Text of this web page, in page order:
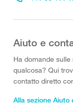
Aiuto e
Ha domande
qualcosa? Qui
contatto diretto
Alla sezione Aiuto